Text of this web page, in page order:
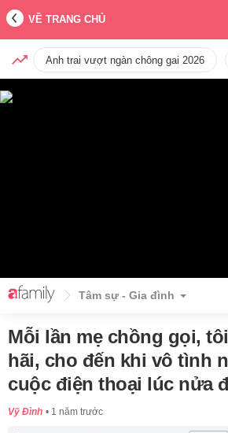
VỀ TRANG CHỦ
Anh trai vượt ngàn chông gai 2026
Tâm sự - Gia đình
Mỗi lần mẹ chồng gọi,
hãi, cho đến khi vô tình
cuộc điện thoại lúc nửa
Vỹ Đình 1 năm trước